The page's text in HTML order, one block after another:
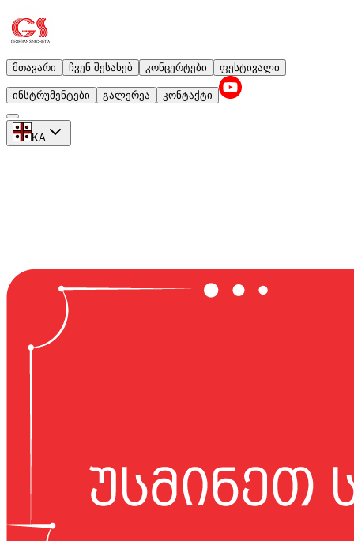
მთავარი ჩვენ შესახებ კონცერტები ფესტივალი
ინსტრუმენტები გალერეა კონტაქტი
KA